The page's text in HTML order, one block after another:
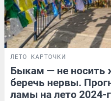
ЛЕТО КАРТОЧКИ
Быкам — не носить
беречь нервы.
ламы на лето 2024-